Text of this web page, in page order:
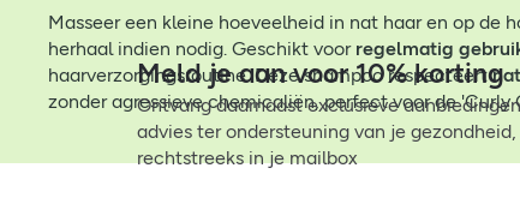
Masseer een kleine hoeveelheid in nat haar en op de
herhaal indien nodig. Geschikt voor regelmatig
haarverzorgingsroutine. Deze shampoo respecteert
zonder agressieve chemicaliën, perfect voor de 'Curly
Meld je aan voor 10% korting
Ontvang daarnaast exclusieve
advies ter ondersteuning van je gezondheid,
rechtstreeks in je mailbox